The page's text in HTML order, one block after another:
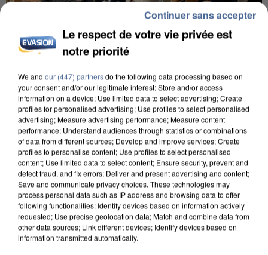
INCENDIES : L’ÎLE-DE-FRANCE LANCE UN ÉLAN
DE SOLIDARITÉ AVEC LES...
Le respect de votre vie privée est
notre priorité
We and our (447) partnersdo the following data processing based on
your consent and/or our legitimate interest: Store and/or access
information on a device; Use limited data to select advertising; Create
profiles for personalised advertising; Use profiles to select personalised
advertising; Measure advertising performance; Measure content
performance; Understand audiences through statistics or combinations
of data from different sources; Develop and improve services; Create
profiles to personalise content; Use profiles to select personalised
content; Use limited data to select content; Ensure security, prevent and
detect fraud, and fix errors; Deliver and present advertising and content;
Save and communicate privacy choices. These technologies may
process personal data such as IP address and browsing data to offer
following functionalities: Identify devices based on information actively
requested; Use precise geolocation data; Match and combine data from
other data sources; Link different devices; Identify devices based on
information transmitted automatically.
Continuer sans accepter